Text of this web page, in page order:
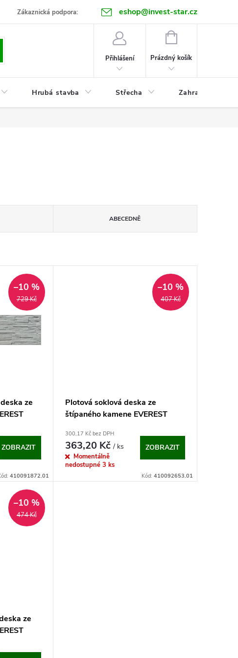
Zákaznická podpora: eshop@invest-star.cz
Kontakt
Přihlášení
NÁKUPNÍ
Prázdný košík
Hrubá stavba Střecha Zahrada
ABECEDNĚ
729 Kč
–10 %
ze
ZOBRAZIT
410091872.01
407 Kč
–10 %
Plotová soklová deska ze
štípaného kamene EVEREST
300,17 Kč bez DPH
363,20 Kč/ ks
Momentálně
nedostupné 3 ks
ZOBRAZIT
Kód: 410092653.01
474 Kč
–10 %
ze